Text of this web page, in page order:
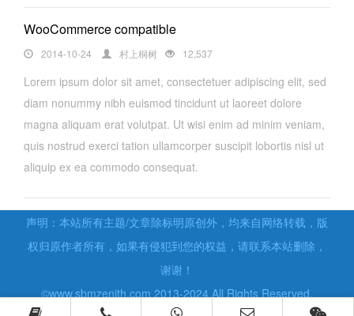
WooCommerce compatible
2014-10-24 村上桐树 12,537
Lorem ipsum dolor sit amet, consectetuer adipiscing elit, sed
diam nonummy nibh euismod tincidunt ut laoreet dolore
magna aliquam erat volutpat. Ut wisi enim ad minim veniam,
quis nostrud exerci tation ullamcorper suscipit lobortis nisl ut
aliquip ex ea commodo consequat.
声明：本站所有主题/文章除标明原创外，均来自网络转载，版
权归原作者所有，如果有侵犯到您的权益，请联系本站删除，
谢谢！
©www.sbmzenith.com 2013-2024 All Rights Reserved.